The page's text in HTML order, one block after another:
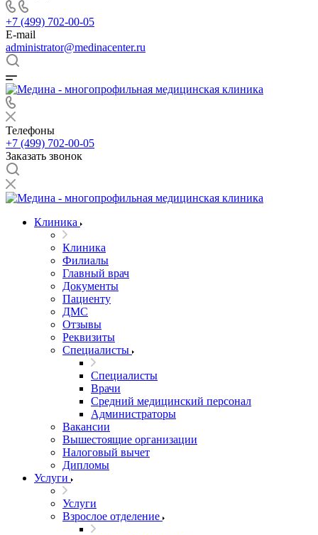
+7 (499) 702-00-05
E-mail
administrator@medinacenter.ru
Телефоны
+7 (499) 702-00-05
Заказать звонок
Клиника
Клиника
Филиалы
Главный врач
Документы
Пациенту
ДМС
Отзывы
Реквизиты
Специалисты
Специалисты
Врачи
Средний медицинский персонал
Администраторы
Вакансии
Вышестоящие организации
Налоговый вычет
Дипломы
Услуги
Услуги
Взрослое отделение